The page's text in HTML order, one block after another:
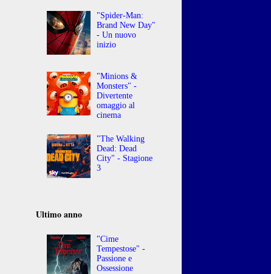
"Spider-Man:
Brand New Day"
- Un nuovo
inizio
"Minions &
Monsters" -
Divertente
omaggio al
cinema
"The Walking
Dead: Dead
City" - Stagione
3
Ultimo anno
"Cime
Tempestose" -
Passione e
Ossessione